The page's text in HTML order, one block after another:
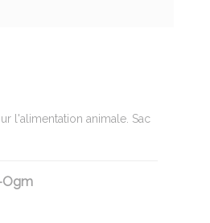
l'alimentation animale. Sac
Ogm